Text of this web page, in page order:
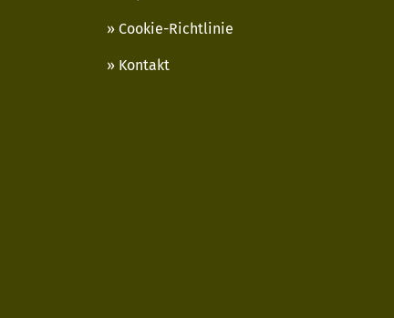
Cookie-Richtlinie
Kontakt